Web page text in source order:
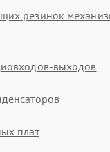
резинок
выходов
плат